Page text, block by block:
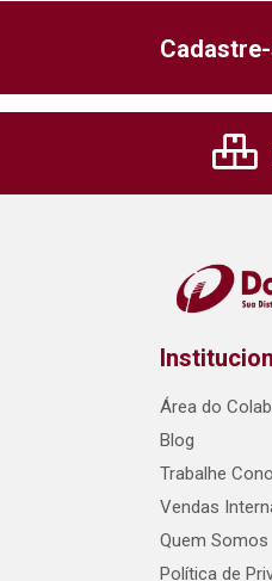
Área do
Blog
Trabalhe
Vendas
Quem Somos
Política de